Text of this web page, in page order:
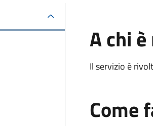
A chi
Il servizio è
Come